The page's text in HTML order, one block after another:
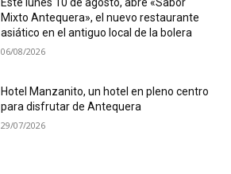
Mixto Antequera», el nuevo restaurante
asiático en el antiguo local de la bolera
06/08/2026
Hotel Manzanito, un hotel en pleno centro
para disfrutar de Antequera
29/07/2026